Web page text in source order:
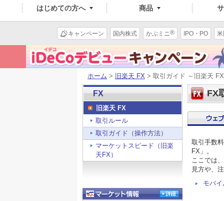
はじめての方へ 商品
キャンペーン 国内株式 かぶミニ® IPO・PO
ホーム > 旧楽天 FX > 取引ガイド ～旧楽天
FX
取引手数
FX」。
ここでは
見方や、
モバ
FX
旧楽天 FX
取引ルール
取引ガイド（操作方法）
マーケットスピード（旧楽
天FX）